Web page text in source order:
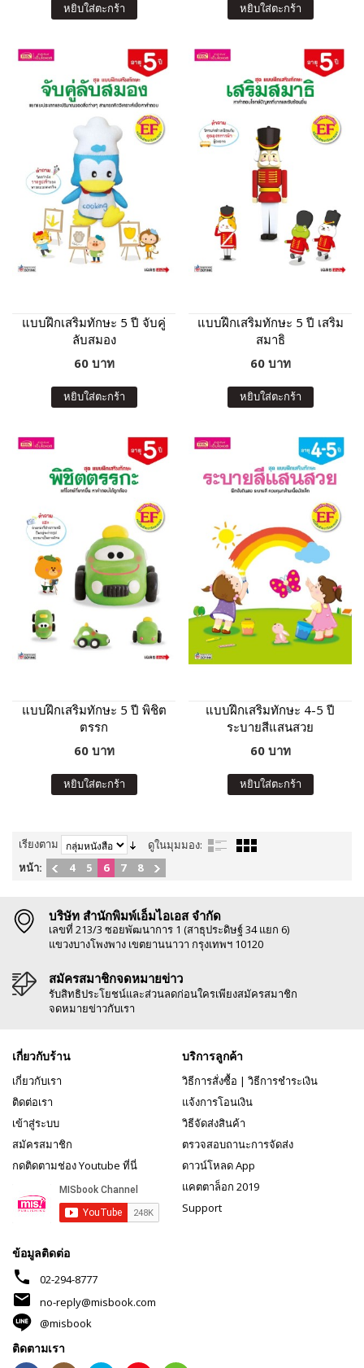
หยิบใส่ตะกร้า หยิบใส่ตะกร้า
แบบฝึกเสริมทักษะ 5 ปี จับคู่
ลับสมอง
60 บาท
หยิบใส่ตะกร้า
แบบฝึกเสริมทักษะ 5 ปี เสริม
สมาธิ
60 บาท
หยิบใส่ตะกร้า
แบบฝึกเสริมทักษะ 5 ปี พิชิต
ตรรก
60 บาท
หยิบใส่ตะกร้า
แบบฝึกเสริมทักษะ 4-5 ปี
ระบายสีแสนสวย
60 บาท
หยิบใส่ตะกร้า
เรียงตาม
ดูในมุมมอง:
หน้า:
4 5 6 7 8
บริษัท สำนักพิมพ์เอ็มไอเอส จำกัด
เลขที่ 213/3 ซอยพัฒนาการ 1 (สาธุประดิษฐ์ 34 แยก 6)
แขวงบางโพงพาง เขตยานนาวา กรุงเทพฯ 10120
สมัครสมาชิกจดหมายข่าว
รับสิทธิประโยชน์และส่วนลดก่อนใครเพียงสมัครสมาชิก
จดหมายข่าวกับเรา
เกี่ยวกับร้าน
เกี่ยวกับเรา
ติดต่อเรา
เข้าสู่ระบบ
สมัครสมาชิก
กดติดตามช่อง Youtube ที่นี่
บริการลูกค้า
วิธีการสั่งซื้อ | วิธีการชำระเงิน
แจ้งการโอนเงิน
วิธีจัดส่งสินค้า
ตรวจสอบถานะการจัดส่ง
ดาวน์โหลด App
แคตตาล็อก 2019
Support
ข้อมูลติดต่อ
phone 02-294-8777
mail
no-reply@misbook.com
@misbook
ติดตามเรา